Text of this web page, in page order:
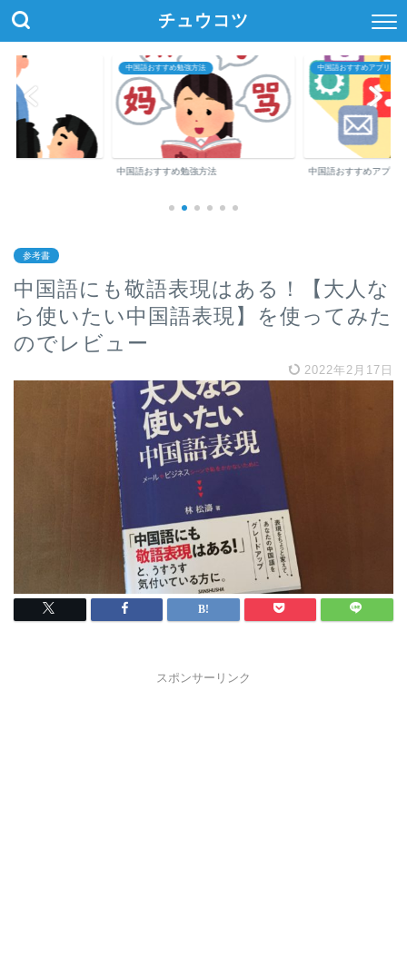
チュウコツ
中国語おすすめアプリ・参考書
中国語おすすめアプリ・参考書
中国語教室・オンライン中
中国語教室・オンライ
参考書
中国語にも敬語表現はある！【大人な
ら使いたい中国語表現】を使ってみた
のでレビュー
2022年2月17日
スポンサーリンク